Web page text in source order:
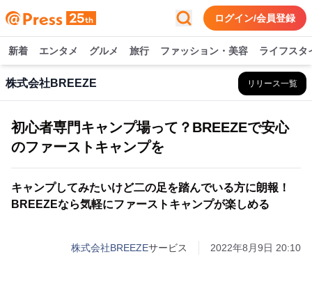
ログイン/会員登録
新着 エンタメ グルメ 旅行 ファッション・美容 ライフスタ
株式会社BREEZE リリース一覧
初心者専門キャンプ場って？BREEZEで安心
のファーストキャンプを
キャンプしてみたいけど二の足を踏んでいる方に朗報！
BREEZEなら気軽にファーストキャンプが楽しめる
株式会社BREEZEサービス 2022年8月9日 20:10